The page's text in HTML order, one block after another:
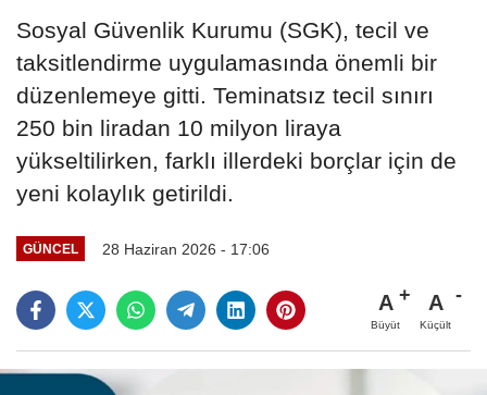
Sosyal Güvenlik Kurumu (SGK), tecil ve
taksitlendirme uygulamasında önemli bir
düzenlemeye gitti. Teminatsız tecil sınırı
250 bin liradan 10 milyon liraya
yükseltilirken, farklı illerdeki borçlar için de
yeni kolaylık getirildi.
GÜNCEL 28 Haziran 2026 - 17:06
A
Büyüt
A
Küçült